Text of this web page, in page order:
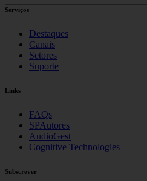
Serviços
Destaques
Canais
Setores
Suporte
Links
FAQs
SPAutores
AudioGest
Cognitive Technologies
Subscrever